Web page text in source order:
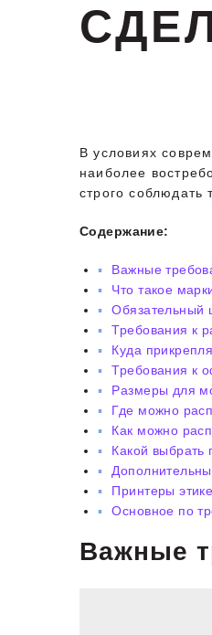
В условиях
наиболее
строго соблюдать
Содержание:
Важные
Что такое
Обязательный
Требования к
Куда
Требования к
Размеры для
Где можно
Как можно
Какой выбрать
Принтеры
Основное по
Важные